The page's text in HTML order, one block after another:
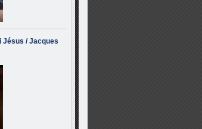
Jésus / Jacques